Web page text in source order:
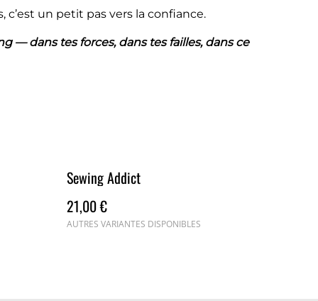
c’est un petit pas vers la confiance.
— dans tes forces, dans tes failles, dans ce
Sewing Addict
21,00 €
AUTRES VARIANTES DISPONIBLES